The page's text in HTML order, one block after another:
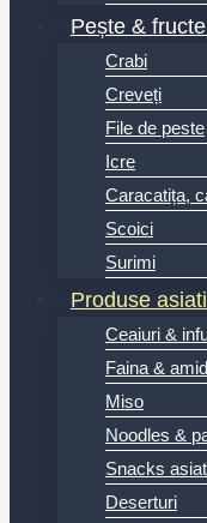
Pește &
Crabi
Creveți
File de peste
Icre
Caracatița,
Scoici
Surimi
Produse
Ceaiuri &
Faina &
Miso
Noodles &
Snacks
Deserturi